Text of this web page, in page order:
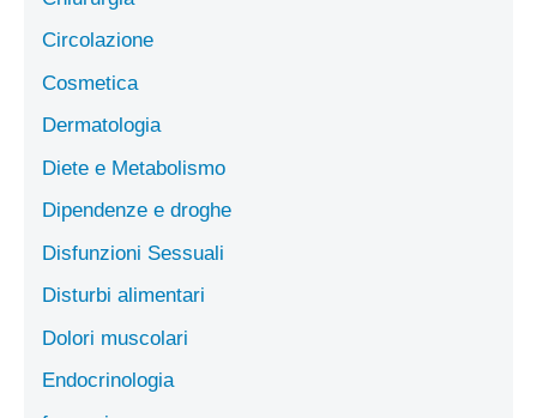
Circolazione
Cosmetica
Dermatologia
Diete e Metabolismo
Dipendenze e droghe
Disfunzioni Sessuali
Disturbi alimentari
Dolori muscolari
Endocrinologia